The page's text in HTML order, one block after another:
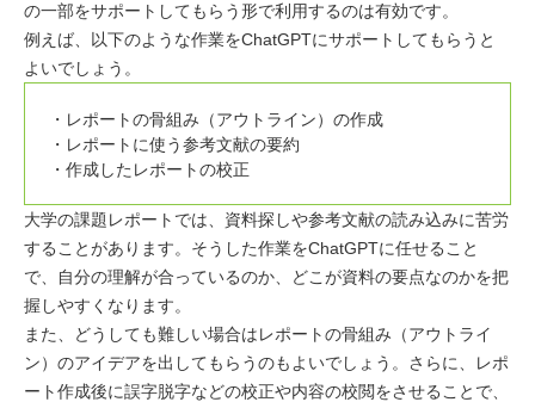
の一部をサポートしてもらう形で利用するのは有効です。
例えば、以下のような作業をChatGPTにサポートしてもらうと
よいでしょう。
レポートの骨組み（アウトライン）の作成
レポートに使う参考文献の要約
作成したレポートの校正
大学の課題レポートでは、資料探しや参考文献の読み込みに苦労
することがあります。そうした作業をChatGPTに任せること
で、自分の理解が合っているのか、どこが資料の要点なのかを把
握しやすくなります。
また、どうしても難しい場合はレポートの骨組み（アウトライ
ン）のアイデアを出してもらうのもよいでしょう。さらに、レポ
ート作成後に誤字脱字などの校正や内容の校閲をさせることで、